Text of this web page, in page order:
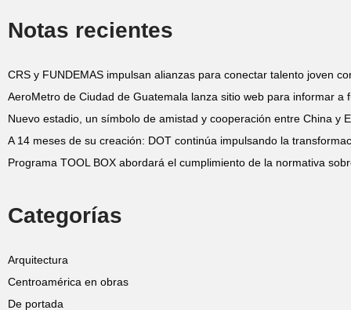
Notas recientes
CRS y FUNDEMAS impulsan alianzas para conectar talento joven
AeroMetro de Ciudad de Guatemala lanza sitio web para informar a
Nuevo estadio, un símbolo de amistad y cooperación entre China y
A 14 meses de su creación: DOT continúa impulsando la
Programa TOOL BOX abordará el cumplimiento de la normativa
Categorías
Arquitectura
Centroamérica en obras
De portada